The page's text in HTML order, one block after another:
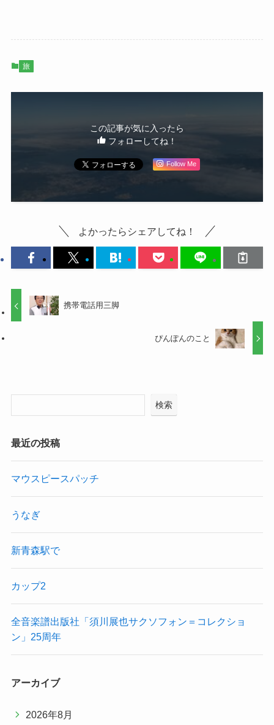
旅
この記事が気に入ったら
フォローしてね！
Follow Me
よかったらシェアしてね！
携帯電話用三脚
ぴんぽんのこと
検索
最近の投稿
マウスピースパッチ
うなぎ
新青森駅で
カップ2
全音楽譜出版社「須川展也サクソフォン＝コレクショ
ン」25周年
アーカイブ
2026年8月